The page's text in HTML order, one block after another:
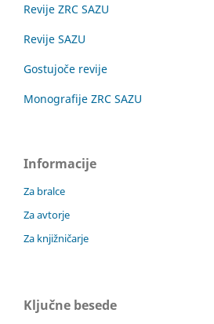
Revije ZRC SAZU
Revije SAZU
Gostujoče revije
Monografije ZRC SAZU
Informacije
Za bralce
Za avtorje
Za knjižničarje
Ključne besede